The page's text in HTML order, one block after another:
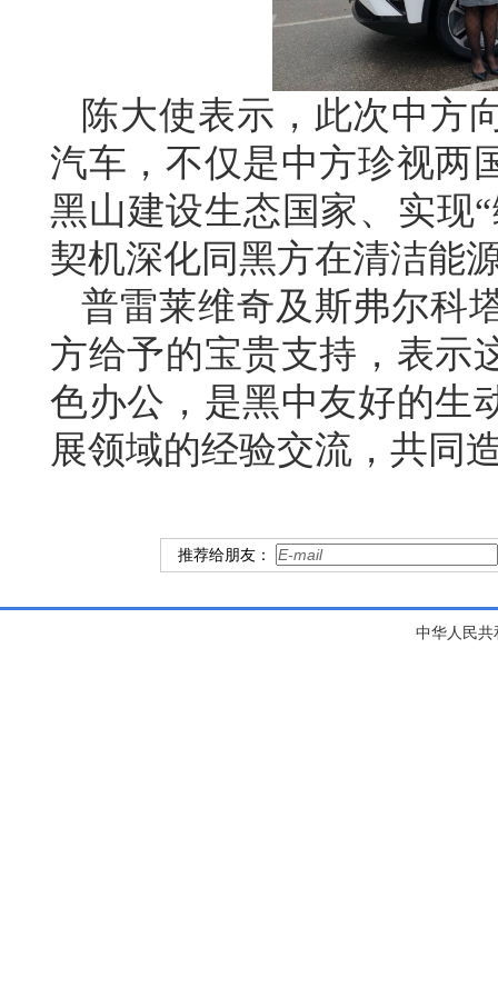
陈大使表示，此次中方
汽车，不仅是中方珍视两
黑山建设生态国家、实现
契机深化同黑方在清洁能
普雷莱维奇及斯弗尔科
方给予的宝贵支持，表示
色办公，是黑中友好的生
展领域的经验交流，共同
推荐给朋友：
中华人民共